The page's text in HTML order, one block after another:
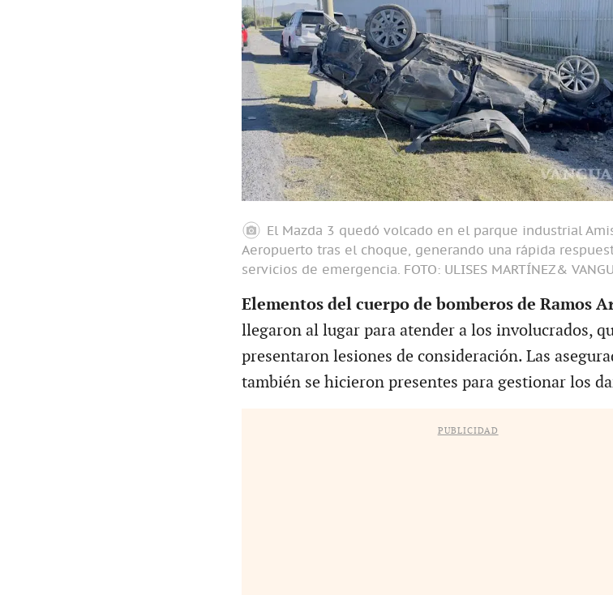
El Mazda 3 quedó volcado en el parque industrial
Aeropuerto tras el choque, generando una rápida
servicios de emergencia. FOTO: ULISES MARTÍNEZ&
Elementos del cuerpo de bomberos de Ramos
llegaron al lugar para atender a los involucrados,
presentaron lesiones de consideración. Las
también se hicieron presentes para gestionar los
PUBLICIDAD